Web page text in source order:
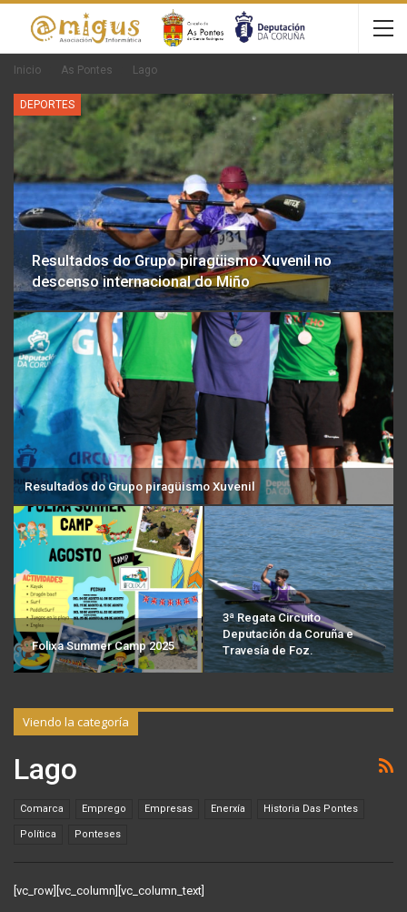
Inicio As Pontes Lago
DEPORTES
Resultados do Grupo piragüismo Xuvenil no
descenso internacional do Miño
Resultados do Grupo piragüismo Xuvenil
Folixa Summer Camp 2025
3ª Regata Circuito
Deputación da Coruña e
Travesía de Foz.
Viendo la categoría
Lago
Comarca Emprego Empresas Enerxía Historia Das Pontes
Política Ponteses
[vc_row][vc_column][vc_column_text]